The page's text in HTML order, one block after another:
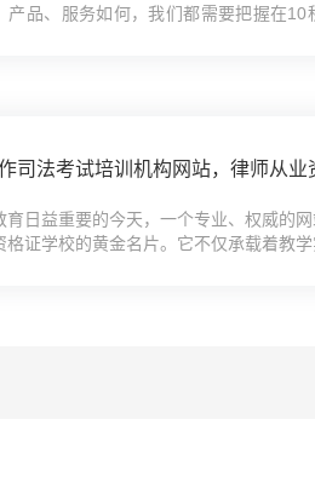
产品、服务如何，我们都需要把握在10
育日益重要的今天，一个专业、权威的
格证学校的黄金名片。它不仅承载着教学